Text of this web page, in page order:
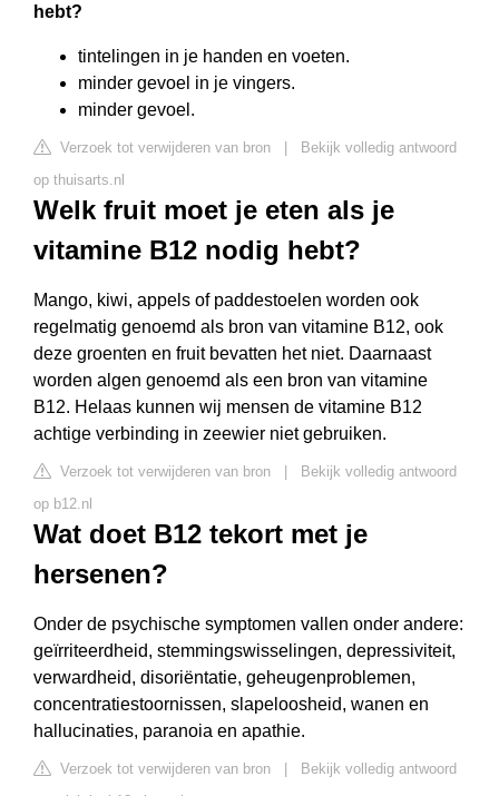
hebt?
tintelingen in je handen en voeten.
minder gevoel in je vingers.
minder gevoel.
Verzoek tot verwijderen van bron
Bekijk volledig antwoord
op thuisarts.nl
Welk fruit moet je eten als je
vitamine B12 nodig hebt?
Mango, kiwi, appels of paddestoelen worden ook
regelmatig genoemd als bron van vitamine B12, ook
deze groenten en fruit bevatten het niet. Daarnaast
worden algen genoemd als een bron van vitamine
B12. Helaas kunnen wij mensen de vitamine B12
achtige verbinding in zeewier niet gebruiken.
Verzoek tot verwijderen van bron
Bekijk volledig antwoord
op b12.nl
Wat doet B12 tekort met je
hersenen?
Onder de psychische symptomen vallen onder andere:
geïrriteerdheid, stemmingswisselingen, depressiviteit,
verwardheid, disoriëntatie, geheugenproblemen,
concentratiestoornissen, slapeloosheid, wanen en
hallucinaties, paranoia en apathie.
Verzoek tot verwijderen van bron
Bekijk volledig antwoord